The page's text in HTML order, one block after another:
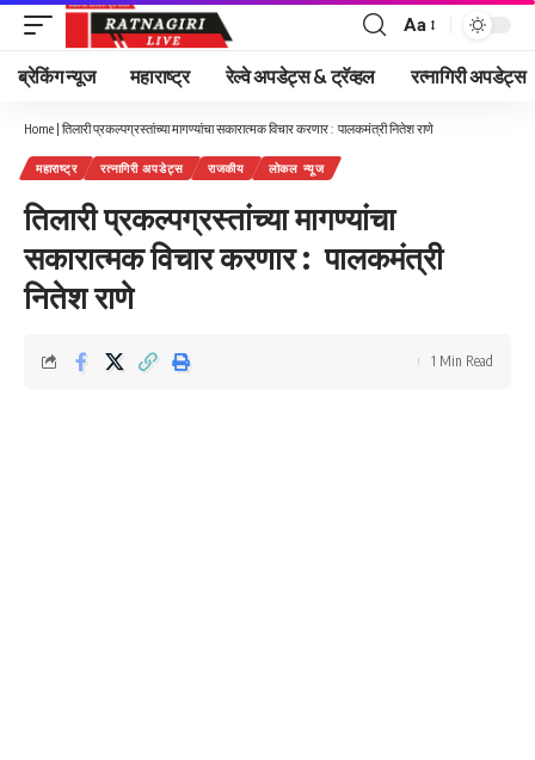
Font
Resizer
Aa
ब्रेकिंग न्यूज महाराष्ट्र रेल्वे अपडेट्स & ट्रॅव्हल रत्नागिरी अपडेट्स
Home | तिलारी प्रकल्पग्रस्तांच्या मागण्यांचा सकारात्मक विचार करणार : पालकमंत्री नितेश राणे
महाराष्ट्र रत्नागिरी अपडेट्स राजकीय लोकल न्यूज
तिलारी प्रकल्पग्रस्तांच्या मागण्यांचा
सकारात्मक विचार करणार : पालकमंत्री
नितेश राणे
1 Min Read